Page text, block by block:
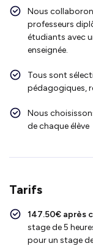
Nous
professeurs
étudiants avec
enseignée.
Tous sont
pédagogiques,
Nous
de chaque élève
Tarifs
147.50€ après
stage de 5
pour un stage